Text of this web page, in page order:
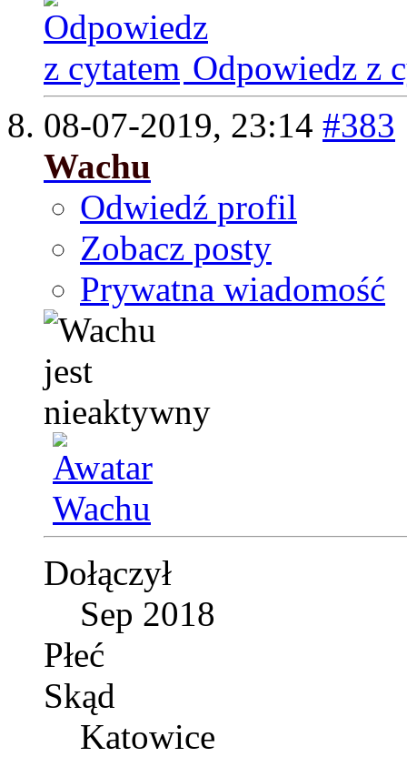
Odpowiedz z
08-07-2019, 23:14 #383
Wachu
Odwiedź profil
Zobacz posty
Prywatna wiadomość
Dołączył
Sep 2018
Płeć
Skąd
Katowice